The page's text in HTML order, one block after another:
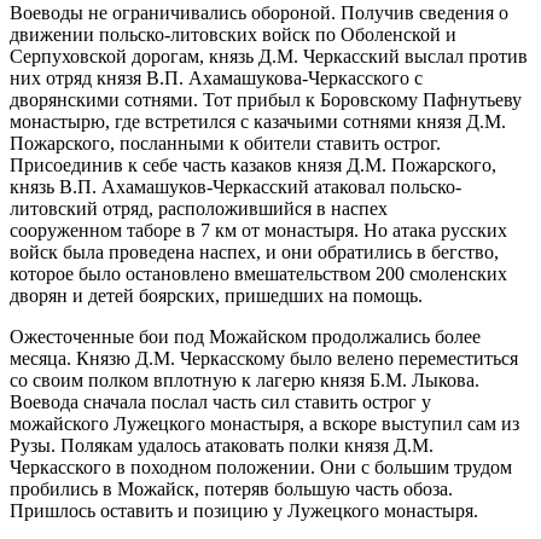
Воеводы не ограничивались обороной. Получив сведения о
движении польско-литовских войск по Оболенской и
Серпуховской дорогам, князь Д.М. Черкасский выслал против
них отряд князя В.П. Ахамашукова-Черкасского с
дворянскими сотнями. Тот прибыл к Боровскому Пафнутьеву
монастырю, где встретился с казачьими сотнями князя Д.М.
Пожарского, посланными к обители ставить острог.
Присоединив к себе часть казаков князя Д.М. Пожарского,
князь В.П. Ахамашуков-Черкасский атаковал польско-
литовский отряд, расположившийся в наспех
сооруженном таборе в 7 км от монастыря. Но атака русских
войск была проведена наспех, и они обратились в бегство,
которое было остановлено вмешательством 200 смоленских
дворян и детей боярских, пришедших на помощь.
Ожесточенные бои под Можайском продолжались более
месяца. Князю Д.М. Черкасскому было велено переместиться
со своим полком вплотную к лагерю князя Б.М. Лыкова.
Воевода сначала послал часть сил ставить острог у
можайского Лужецкого монастыря, а вскоре выступил сам из
Рузы. Полякам удалось атаковать полки князя Д.М.
Черкасского в походном положении. Они с большим трудом
пробились в Можайск, потеряв большую часть обоза.
Пришлось оставить и позицию у Лужецкого монастыря.